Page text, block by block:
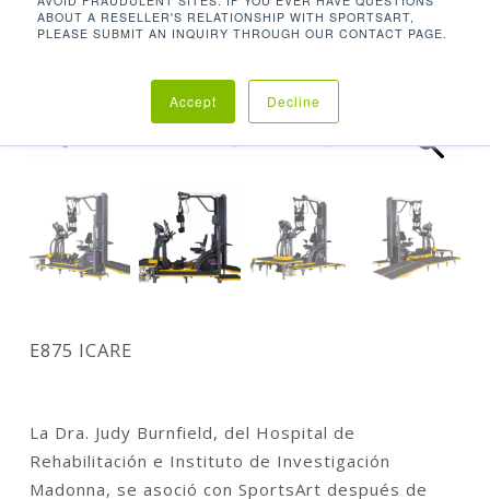
ABOUT A RESELLER'S RELATIONSHIP WITH SPORTSART,
PLEASE SUBMIT AN INQUIRY THROUGH OUR CONTACT PAGE.
Accept Decline
E875 ICARE
La Dra. Judy Burnfield, del Hospital de
Rehabilitación e Instituto de Investigación
Madonna, se asoció con SportsArt después de